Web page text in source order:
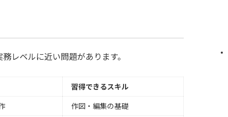
レベルに近い問題があります。
習得できるスキル
作図・編集の基礎